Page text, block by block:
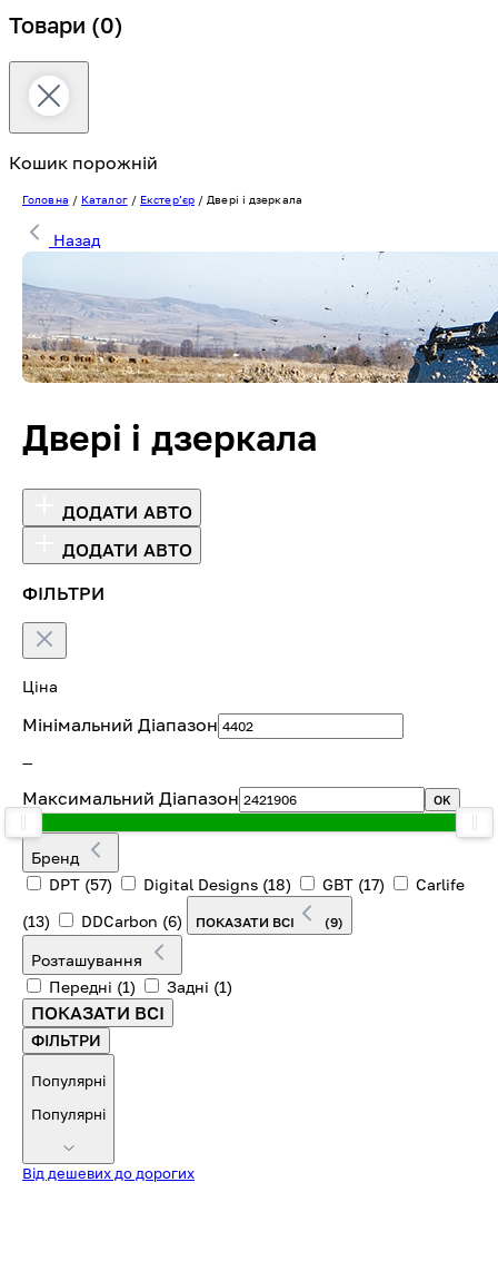
Товари (0)
Кошик порожній
Головна / Каталог/ Екстерʼєр/ Двері і дзеркала
Назад
Двері і дзеркала
ДОДАТИ АВТО
ДОДАТИ АВТО
ФІЛЬТРИ
Ціна
Мінімальний Діапазон
—
Максимальний Діапазон OK
Бренд
DPT (57) Digital Designs (18) GBT (17)
Carlife
(13)
DDCarbon (6) ПОКАЗАТИ ВСІ (9)
Розташування
Передні (1) Задні (1)
ПОКАЗАТИ ВСІ
ФІЛЬТРИ
Популярні
Популярні
Від дешевих до дорогих